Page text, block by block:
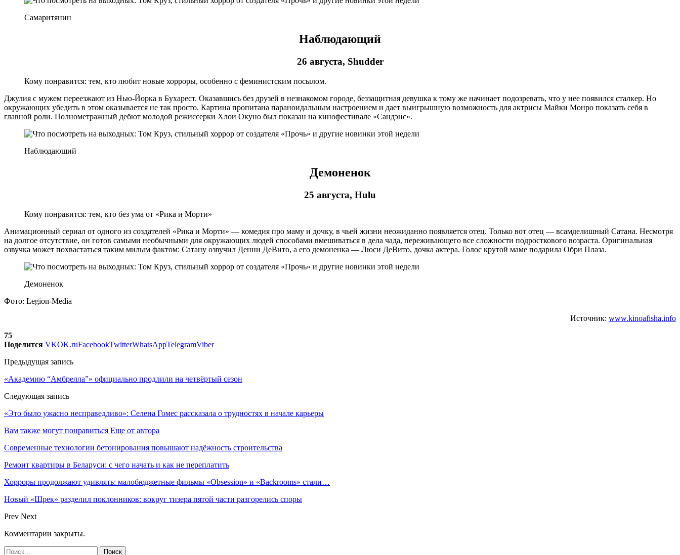
Самаритянин
Наблюдающий
26 августа, Shudder
Кому понравится: тем, кто любит новые хорроры, особенно с феминистским посылом.
Джулия с мужем переезжают из Нью-Йорка в Бухарест. Оказавшись без друзей в незнакомом городе, беззащитная девушка к тому же начинает подозревать, что у нее появился сталкер. Но
окружающих убедить в этом оказывается не так просто. Картина пропитана параноидальным настроением и дает выигрышную возможность для актрисы Майки Монро показать себя в
главной роли. Полнометражный дебют молодой режиссерки Хлои Окуно был показан на кинофестивале «Сандэнс».
Наблюдающий
Демоненок
25 августа, Hulu
Кому понравится: тем, кто без ума от «Рика и Морти»‎
Анимационный сериал от одного из создателей «Рика и Морти» — комедия про маму и дочку, в чьей жизни неожиданно появляется отец. Только вот отец — всамделишный Сатана. Несмотря
на долгое отсутствие, он готов самыми необычными для окружающих людей способами вмешиваться в дела чада, переживающего все сложности подросткового возраста. Оригинальная
озвучка может похвастаться таким милым фактом: Сатану озвучил Денни ДеВито, а его демоненка — Люси ДеВито, дочка актера. Голос крутой маме подарила Обри Плаза.
Демоненок
Фото: Legion-Media
Источник: www.kinoafisha.info
75
Поделится VKOK.ruFacebookTwitterWhatsAppTelegramViber
Предыдущая запись
«Академию “Амбрелла”» официально продлили на четвёртый сезон
Следующая запись
«Это было ужасно несправедливо»: Селена Гомес рассказала о трудностях в начале карьеры
Вам также могут понравиться Еще от автора
Современные технологии бетонирования повышают надёжность строительства
Ремонт квартиры в Беларуси: с чего начать и как не переплатить
Хорроры продолжают удивлять: малобюджетные фильмы «Obsession» и «Backrooms» стали…
Новый «Шрек» разделил поклонников: вокруг тизера пятой части разгорелись споры
Prev Next
Комментарии закрыты.